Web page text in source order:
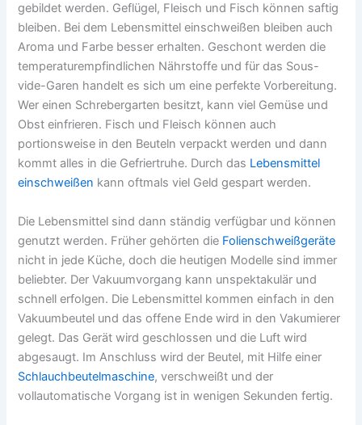
gebildet werden. Geflügel, Fleisch und Fisch können saftig
bleiben. Bei dem Lebensmittel einschweißen bleiben auch
Aroma und Farbe besser erhalten. Geschont werden die
temperaturempfindlichen Nährstoffe und für das Sous-
vide-Garen handelt es sich um eine perfekte Vorbereitung.
Wer einen Schrebergarten besitzt, kann viel Gemüse und
Obst einfrieren. Fisch und Fleisch können auch
portionsweise in den Beuteln verpackt werden und dann
kommt alles in die Gefriertruhe. Durch das Lebensmittel
einschweißen kann oftmals viel Geld gespart werden.
Die Lebensmittel sind dann ständig verfügbar und können
genutzt werden. Früher gehörten die Folienschweißgeräte
nicht in jede Küche, doch die heutigen Modelle sind immer
beliebter. Der Vakuumvorgang kann unspektakulär und
schnell erfolgen. Die Lebensmittel kommen einfach in den
Vakuumbeutel und das offene Ende wird in den Vakumierer
gelegt. Das Gerät wird geschlossen und die Luft wird
abgesaugt. Im Anschluss wird der Beutel, mit Hilfe einer
Schlauchbeutelmaschine, verschweißt und der
vollautomatische Vorgang ist in wenigen Sekunden fertig.